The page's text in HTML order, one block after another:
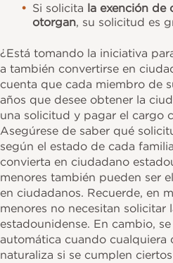
Si solicita la exención de
otorgan, su solicitud es
¿Está tomando la iniciativa
a también convertirse en
cuenta que cada miembro de
años que desee obtener la
una solicitud y pagar el cargo
Asegúrese de saber qué
según el estado de cada
convierta en ciudadano
menores también pueden ser
en ciudadanos. Recuerde, en
menores no necesitan solicitar
estadounidense. En cambio,
automática cuando cualquiera
naturaliza si se cumplen